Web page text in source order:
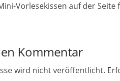
Vorlesekissen auf der
Kommentar
wird nicht veröffentlicht.